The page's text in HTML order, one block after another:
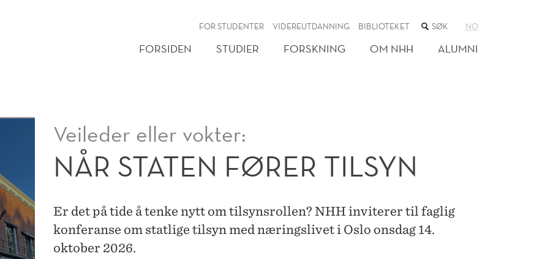
FOR STUDENTER VIDEREUTDANNING BIBLIOTEKET SØK
NETTSTEDET
NO
FORSIDEN STUDIER FORSKNING OM NHH ALUMNI
Veileder eller vokter:
NÅR STATEN FØRER TILSYN
Er det på tide å tenke nytt om tilsynsrollen? NHH inviterer til faglig
konferanse om statlige tilsyn med næringslivet i Oslo onsdag 14.
oktober 2026.